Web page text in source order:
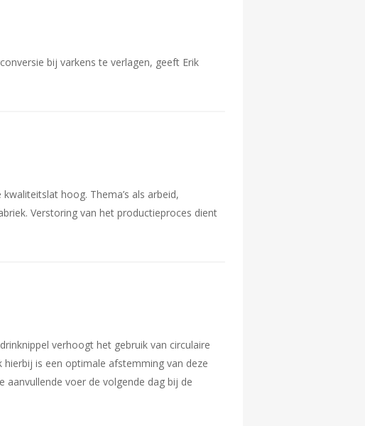
bij varkens te verlagen, geeft Erik
hoog. Thema’s als arbeid,
Verstoring van het productieproces dient
verhoogt het gebruik van circulaire
is een optimale afstemming van deze
voer de volgende dag bij de